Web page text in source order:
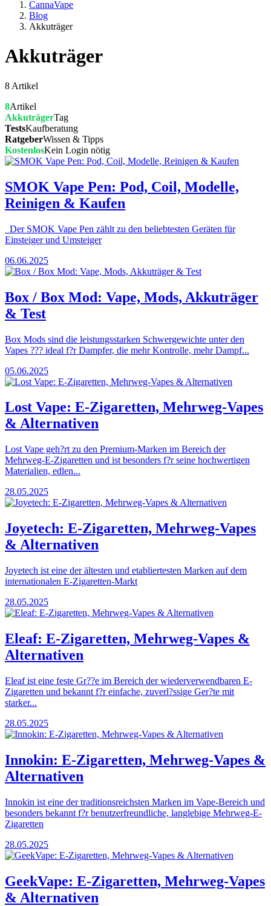
CannaVape
Blog
Akkuträger
Akkuträger
8 Artikel
8Artikel
AkkuträgerTag
TestsKaufberatung
RatgeberWissen & Tipps
KostenlosKein Login nötig
SMOK Vape Pen: Pod, Coil, Modelle,
Reinigen & Kaufen
Der SMOK Vape Pen zählt zu den beliebtesten Geräten für
Einsteiger und Umsteiger
06.06.2025
Box / Box Mod: Vape, Mods, Akkuträger
& Test
Box Mods sind die leistungsstarken Schwergewichte unter den
Vapes ??? ideal f?r Dampfer, die mehr Kontrolle, mehr Dampf...
05.06.2025
Lost Vape: E-Zigaretten, Mehrweg-Vapes
& Alternativen
Lost Vape geh?rt zu den Premium-Marken im Bereich der
Mehrweg-E-Zigaretten und ist besonders f?r seine hochwertigen
Materialien, edlen...
28.05.2025
Joyetech: E-Zigaretten, Mehrweg-Vapes
& Alternativen
Joyetech ist eine der ältesten und etabliertesten Marken auf dem
internationalen E-Zigaretten-Markt
28.05.2025
Eleaf: E-Zigaretten, Mehrweg-Vapes &
Alternativen
Eleaf ist eine feste Gr??e im Bereich der wiederverwendbaren E-
Zigaretten und bekannt f?r einfache, zuverl?ssige Ger?te mit
starker...
28.05.2025
Innokin: E-Zigaretten, Mehrweg-Vapes &
Alternativen
Innokin ist eine der traditionsreichsten Marken im Vape-Bereich und
besonders bekannt f?r benutzerfreundliche, langlebige Mehrweg-E-
Zigaretten
28.05.2025
GeekVape: E-Zigaretten, Mehrweg-Vapes
& Alternativen